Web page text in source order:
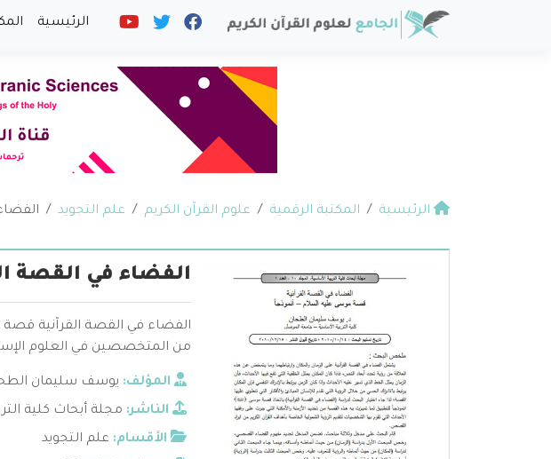
الرئيسية
الرئيسية المكتبة الرقمية علوم القرآن الكريم علم التجويد
الفضاء في القصة
الفضاء في القصة القرآنية قصة
من المتخصصين في العلوم
المؤلف: يوسف سليمان
الناشر: مجلة أبحاث كلية
الأقسام: علم التجويد